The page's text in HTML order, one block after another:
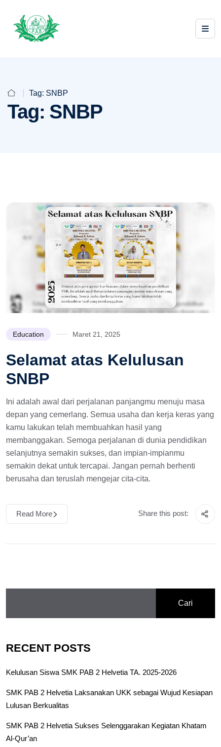
Tag: SNBP
Tag: SNBP
Education Maret 21, 2025
Selamat atas Kelulusan
SNBP
Ini adalah awal dari perjalanan panjangmu menuju masa
depan yang cemerlang. Semua usaha dan kerja keras yang
kamu lakukan telah membuahkan hasil yang
membanggakan. Semoga perjalanan di dunia pendidikan
selanjutnya semakin sukses, dan impian-impianmu
semakin dekat untuk tercapai. Jangan pernah berhenti
berusaha dan teruslah mengejar cita-cita.
Read More Share this post:
Cari
RECENT POSTS
Kelulusan Siswa SMK PAB 2 Helvetia TA. 2025-2026
SMK PAB 2 Helvetia Laksanakan UKK sebagai Wujud Kesiapan
Lulusan Berkualitas
SMK PAB 2 Helvetia Sukses Selenggarakan Kegiatan Khatam
Al-Qur’an